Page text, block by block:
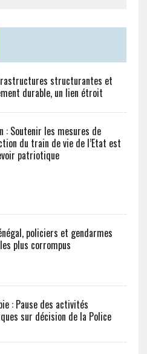
structurantes et
durable, un lien étroit
: Soutenir les mesures de
du train de vie de l’Etat est
patriotique
policiers et gendarmes
plus corrompus
: Pause des activités
sur décision de la Police